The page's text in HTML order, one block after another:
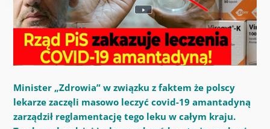
Minister „Zdrowia” w związku z faktem że polscy
lekarze zaczęli masowo leczyć covid-19 amantadyną
zarządził reglamentację tego leku w całym kraju.